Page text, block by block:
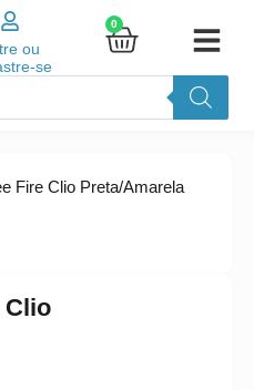
ou
se
0
Fire Clio Preta/Amarela
Clio